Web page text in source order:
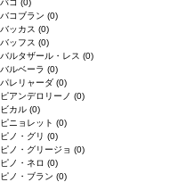
バコ (0)
バコブラン (0)
バッカス (0)
バッフス (0)
バルタザール・レス (0)
バルベーラ (0)
パレリャーダ (0)
ピアンデロリーノ (0)
ビカル (0)
ピニョレット (0)
ピノ・グリ (0)
ピノ・グリージョ (0)
ピノ・ネロ (0)
ピノ・ブラン (0)